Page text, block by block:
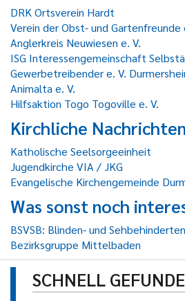
DRK Ortsverein Hardt
Verein der Obst- und Gartenfreunde
Anglerkreis Neuwiesen e. V.
ISG Interessengemeinschaft
Gewerbetreibender e. V.
Animalta e. V.
Hilfsaktion Togo Togoville e. V.
Kirchliche Nachrichten
Katholische Seelsorgeeinheit
Jugendkirche VIA / JKG
Evangelische Kirchengemeinde
Was sonst noch
BSVSB: Blinden- und
Bezirksgruppe Mittelbaden
SCHNELL